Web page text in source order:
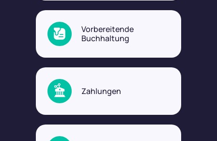
Vorbereitende
Buchhaltung
Zahlungen